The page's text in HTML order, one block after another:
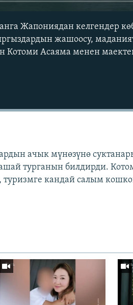
720p
Жапониядан келгендер
жашоосу,
Котоми Асаяма менен
ачык мүнөзүнө
турганын билдирди.
кандай салым